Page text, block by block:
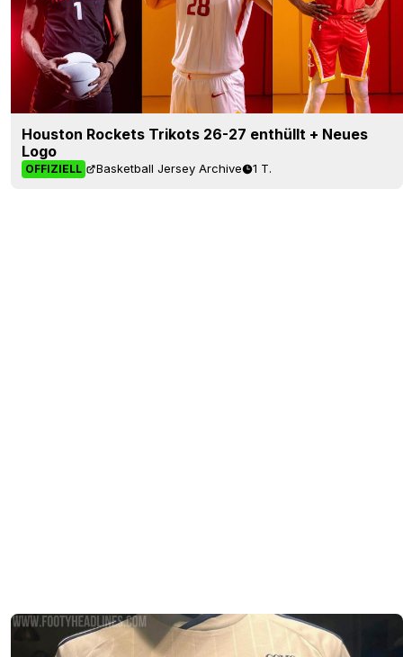
Houston Rockets Trikots 26-27 enthüllt + Neues
Logo
OFFIZIELL Basketball Jersey Archive 1 T.